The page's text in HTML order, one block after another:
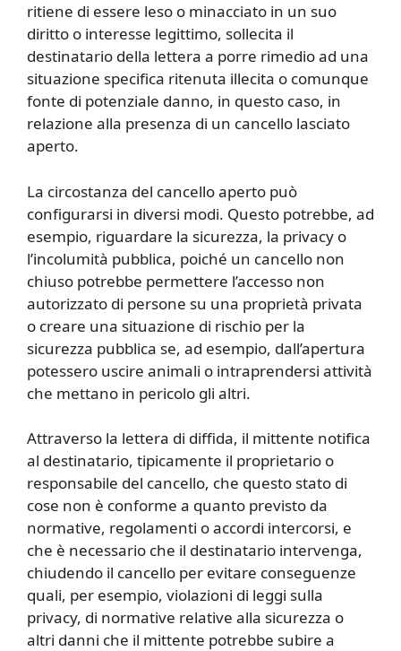
ritiene di essere leso o minacciato in un suo
diritto o interesse legittimo, sollecita il
destinatario della lettera a porre rimedio ad una
situazione specifica ritenuta illecita o comunque
fonte di potenziale danno, in questo caso, in
relazione alla presenza di un cancello lasciato
aperto.
La circostanza del cancello aperto può
configurarsi in diversi modi. Questo potrebbe, ad
esempio, riguardare la sicurezza, la privacy o
l’incolumità pubblica, poiché un cancello non
chiuso potrebbe permettere l’accesso non
autorizzato di persone su una proprietà privata
o creare una situazione di rischio per la
sicurezza pubblica se, ad esempio, dall’apertura
potessero uscire animali o intraprendersi attività
che mettano in pericolo gli altri.
Attraverso la lettera di diffida, il mittente notifica
al destinatario, tipicamente il proprietario o
responsabile del cancello, che questo stato di
cose non è conforme a quanto previsto da
normative, regolamenti o accordi intercorsi, e
che è necessario che il destinatario intervenga,
chiudendo il cancello per evitare conseguenze
quali, per esempio, violazioni di leggi sulla
privacy, di normative relative alla sicurezza o
altri danni che il mittente potrebbe subire a